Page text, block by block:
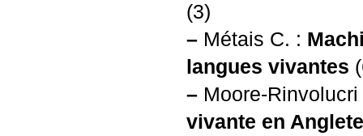
(3)
– Métais C. :
langues vivantes
– Moore-
vivante en